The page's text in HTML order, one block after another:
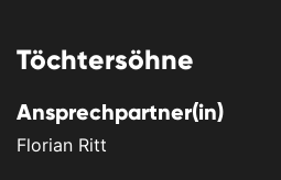
Töchtersöhne
Ansprechpartner(in)
Florian Ritt